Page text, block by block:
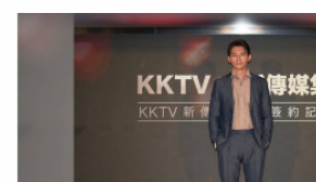
娜率先示範紮馬步，超軟Q身段輕鬆達
的蔡昌憲直說自己身體硬，接著上場紮
到不行失去知覺，驚覺自己肌耐力不足
真的不容易。蔡昌憲與李千娜接受板凳
民視提供）更難的進階訓練在等著他們
頭、踩步伐以及翻跟斗，甚至還要闖關